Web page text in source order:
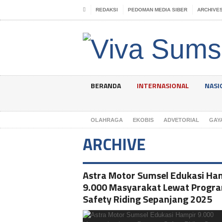
REDAKSI PEDOMAN MEDIA SIBER
BERANDA INTERNASIONAL
OLAHRAGA EKOBIS ADVETORIAL
ARCHIVE
Astra Motor Sumsel Edukasi
9.000 Masyarakat Lewat
Safety Riding Sepanjang 2025